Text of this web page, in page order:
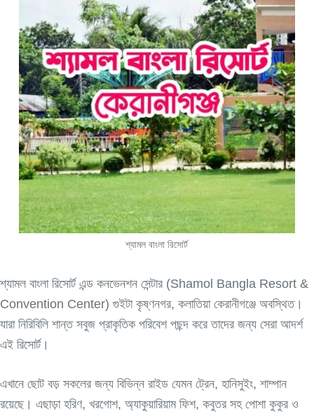
শ্যামল বাংলা রিসোর্ট
শ্যামল বাংলা রিসোর্ট এন্ড কনভেনশন সেন্টার (Shamol Bangla Resort &
Convention Center) গুইটা কৃষ্ণনগর, কলাতিয়া কেরানীগঞ্জে অবস্থিত।
যারা নিরিবিলি শান্ত সবুজ প্রাকৃতিক পরিবেশ পছন্দ করে তাদের জন্য সেরা আদর্শ
এই রিসোর্ট।
এখানে ছোট বড় সকলের জন্য বিভিন্ন রাইড যেমন ট্রেন, হানিসুইং, শাম্পান
রয়েছে। এছাড়া হরিণ, খরগোশ, অ্যাকুয়ারিয়াম ফিশ, কবুতর সহ পোশা কুকুর ও